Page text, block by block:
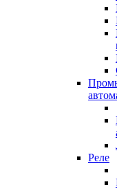
Реле